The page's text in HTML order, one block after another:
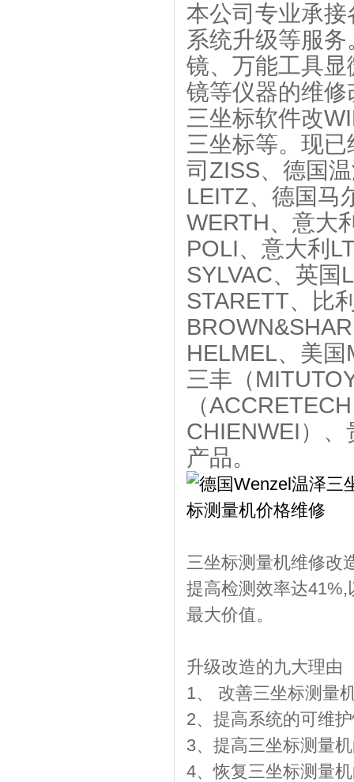
本公司专业承
系统升级等服
镜、万能工具
镜等仪器的维
三坐标软件改
三坐标等。现
司ZISS、德国
LEITZ、德国马
WERTH、意大
POLI、意大利
SYLVAC、英国
STARETT、比
HELMEL、美
三丰（
（
CHIENWEI）
产品。
三坐标测量机维修改
提高检测效率达
最大价值。
升级改造的九大理由
1、 改善三坐标测量
2、提高系统的可维
3、提高三坐标测量
4、恢复三坐标测量